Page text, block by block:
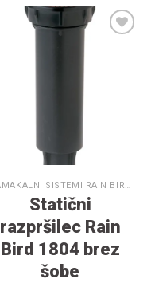
NAMAKALNI SISTEMI RAIN BIRD
Statični
razpršilec Rain
Bird 1804 brez
šobe